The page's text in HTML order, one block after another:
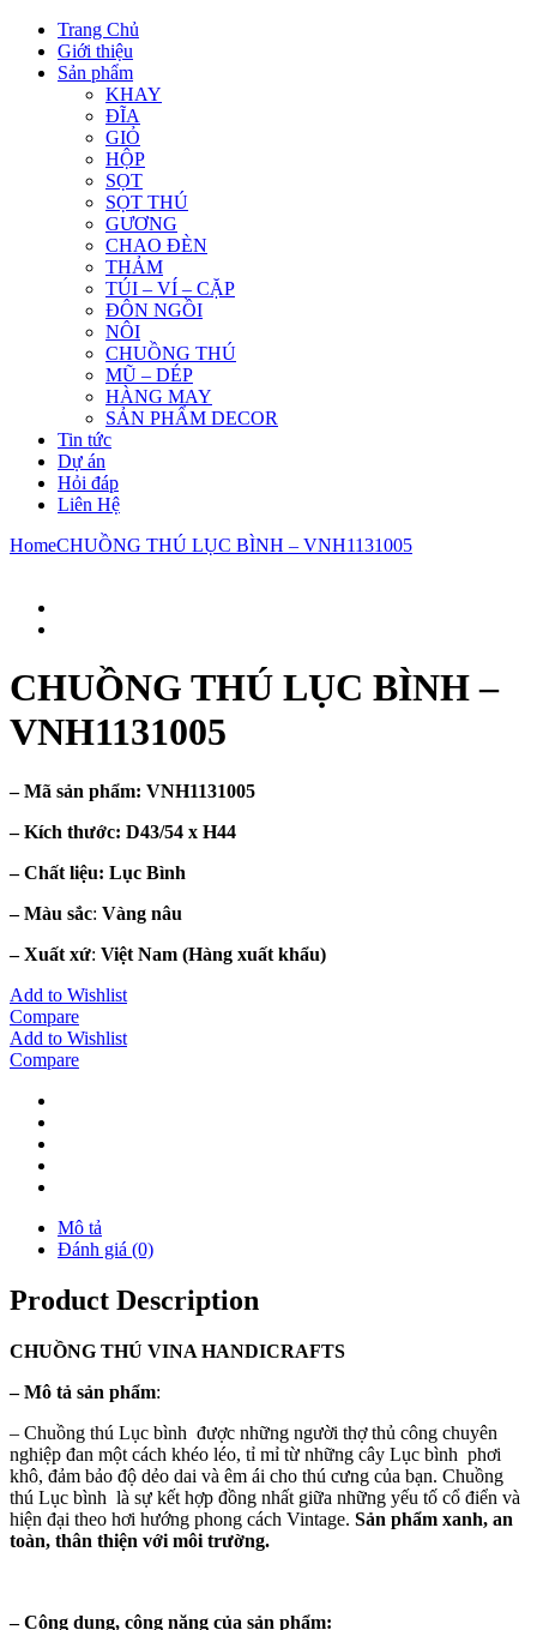
Trang Chủ
Giới thiệu
Sản phẩm
KHAY
ĐĨA
GIỎ
HỘP
SỌT
SỌT THÚ
GƯƠNG
CHAO ĐÈN
THẢM
TÚI – VÍ – CẶP
ĐÔN NGỒI
NÔI
CHUỒNG THÚ
MŨ – DÉP
HÀNG MAY
SẢN PHẨM DECOR
Tin tức
Dự án
Hỏi đáp
Liên Hệ
HomeCHUỒNG THÚ LỤC BÌNH – VNH1131005
CHUỒNG THÚ LỤC BÌNH –
VNH1131005
– Mã sản phẩm: VNH1131005
– Kích thước: D43/54 x H44
– Chất liệu: Lục Bình
– Màu sắc: Vàng nâu
– Xuất xứ: Việt Nam (Hàng xuất khẩu)
Add to Wishlist
Compare
Add to Wishlist
Compare
Mô tả
Đánh giá (0)
Product Description
CHUỒNG THÚ VINA HANDICRAFTS
–Mô tả sản phẩm:
– Chuồng thú Lục bình được những người thợ thủ công chuyên
nghiệp đan một cách khéo léo, tỉ mỉ từ những cây Lục bình phơi
khô, đảm bảo độ dẻo dai và êm ái cho thú cưng của bạn. Chuồng
thú Lục bình là sự kết hợp đồng nhất giữa những yếu tố cổ điển và
hiện đại theo hơi hướng phong cách Vintage. Sản phẩm xanh, an
toàn, thân thiện với môi trường.
–Công dụng, công năng của sản phẩm: